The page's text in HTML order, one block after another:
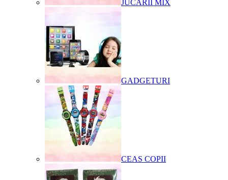
JUCARII MIX
GADGETURI
CEAS COPII